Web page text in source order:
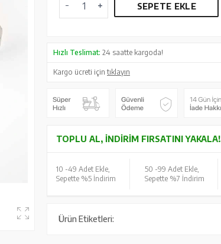
SEPETE EKLE
Hızlı Teslimat: 24 saatte kargoda!
Kargo ücreti içintıklayın
TOPLU AL, İNDIRIM FIRSATINI YAKALA!
10 -49 Adet Ekle,
Sepette %5 İndirim
50 -99 Adet Ekle,
Sepette %7 İndirim
Ürün Etiketleri: